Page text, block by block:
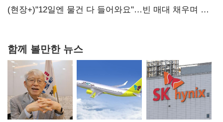
20억 키맞추기
(현장+)"12일엔 물건 다 들어와요"…빈 매대 채우며 문
함께 볼만한 뉴스